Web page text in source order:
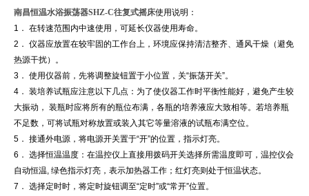
南昌恒温水浴振荡器SHZ-C往复式摇床使用说明：
1． 在转速范围内中速使用，可延长仪器使用寿命。
2． 仪器应放置在较牢固的工作台上，环境应保持清洁整齐、通风干燥（避免
热源干扰）。
3． 使用仪器前，先将调整旋钮置于小位置，关“振荡开关”。
4． 装培养试瓶应注意以下几点：为了使仪器工作时平衡性能好，避免产生较
大振动， 装瓶时应将所有的瓶位布满，各瓶的培养液应大致相等。若培养瓶
不足数，可将试瓶对称放置或装入其它等量溶液的试瓶布满空位。
5． 接通外电源，将电源开关置于“开”的位置，指示灯亮。
6． 选择恒温温度：在温控仪上直接用拨码开关选择所需温度即可，温控仪会
自动恒温, 绿色指示灯亮，表示加热器工作；红灯亮则处于恒温状态。
7． 选择定时时，将定时旋钮调至“定时”或“常开”位置。